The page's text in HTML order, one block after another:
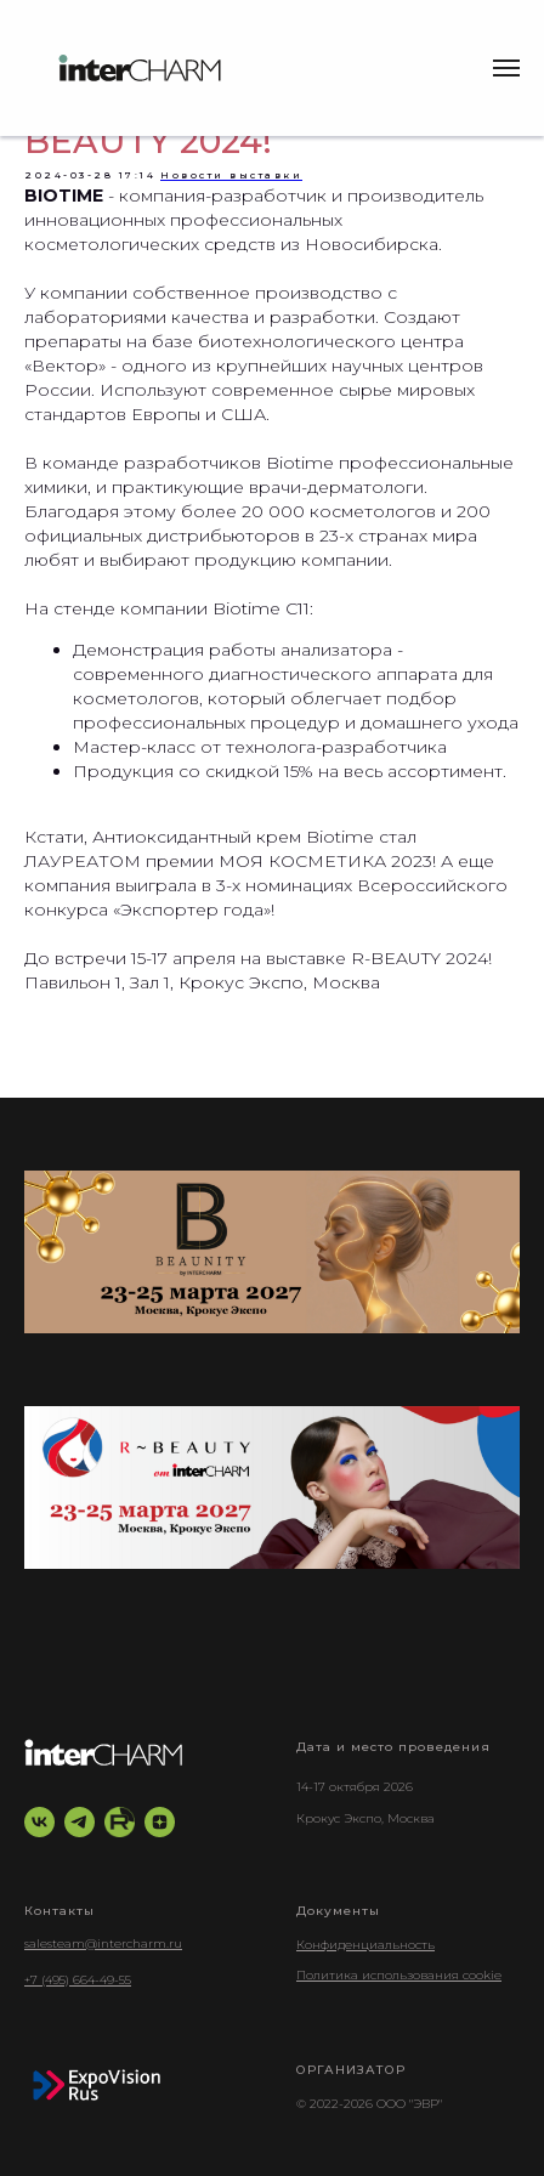
BEAUTY 2024!
2024-03-28 17:14 Новости выставки
BIOTIME - компания-разработчик и производитель
инновационных профессиональных
косметологических средств из Новосибирска.
У компании собственное производство с
лабораториями качества и разработки. Создают
препараты на базе биотехнологического центра
«Вектор» - одного из крупнейших научных центров
России. Используют современное сырье мировых
стандартов Европы и США.
В команде разработчиков Biotime профессиональные
химики, и практикующие врачи-дерматологи.
Благодаря этому более 20 000 косметологов и 200
официальных дистрибьюторов в 23-х странах мира
любят и выбирают продукцию компании.
На стенде компании Biotime C11:
Демонстрация работы анализатора -
современного диагностического аппарата для
косметологов, который облегчает подбор
профессиональных процедур и домашнего ухода
Мастер-класс от технолога-разработчика
Продукция со скидкой 15% на весь ассортимент.
Кстати, Антиоксидантный крем Biotime стал
ЛАУРЕАТОМ премии МОЯ КОСМЕТИКА 2023! А еще
компания выиграла в 3-х номинациях Всероссийского
конкурса «Экспортер года»!
До встречи 15-17 апреля на выставке R-BEAUTY 2024!
Павильон 1, Зал 1, Крокус Экспо, Москва
Дата и место проведения
14-17 октября 2026
Крокус Экспо, Москва
Контакты
salesteam@intercharm.ru
+7 (495) 664-49-55
Документы
Конфиденциальность
Политика использования cookie
ОРГАНИЗАТОР
© 2022-2026 ООО "ЭВР"